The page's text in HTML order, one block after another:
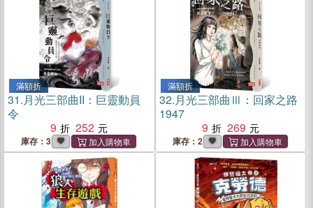
滿額折
31.月光三部曲II：巨靈動員
令
9
252
庫存：3
滿額折
32.月光三部曲Ⅲ：回家之路
1947
9
269
庫存：2